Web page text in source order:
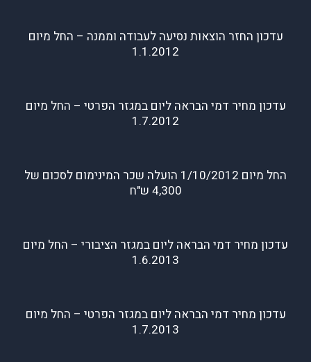
עדכון החזר הוצאות נסיעה לעבודה וממנה – החל מיום
1.1.2012
עדכון מחיר דמי הבראה ליום במגזר הפרטי – החל מיום
1.7.2012
החל מיום 1/10/2012 הועלה שכר המינימום לסכום של
4,300 ש"ח
עדכון מחיר דמי הבראה ליום במגזר הציבורי – החל מיום
1.6.2013
עדכון מחיר דמי הבראה ליום במגזר הפרטי – החל מיום
1.7.2013